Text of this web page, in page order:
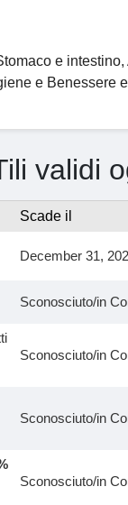
e intestino,
e Benessere
validi
Scade il
December 31,
Sconosciuto/in
Sconosciuto/in
Sconosciuto/in
Sconosciuto/in